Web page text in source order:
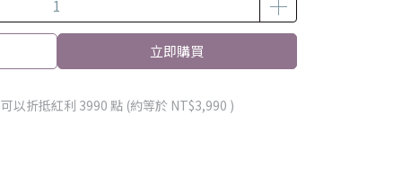
立即購買
以折抵紅利 3990 點 (約等於 NT$3,990 )